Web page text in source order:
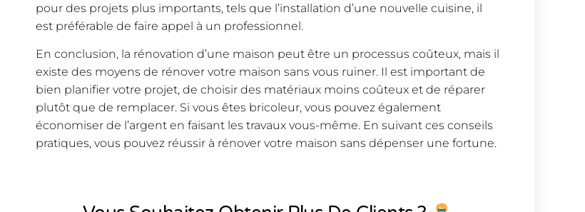
pour des projets plus importants, tels que l’installation d’une nouvelle cuisine, il
est préférable de faire appel à un professionnel.
En conclusion, la rénovation d’une maison peut être un processus coûteux, mais il
existe des moyens de rénover votre maison sans vous ruiner. Il est important de
bien planifier votre projet, de choisir des matériaux moins coûteux et de réparer
plutôt que de remplacer. Si vous êtes bricoleur, vous pouvez également
économiser de l’argent en faisant les travaux vous-même. En suivant ces conseils
pratiques, vous pouvez réussir à rénover votre maison sans dépenser une fortune.